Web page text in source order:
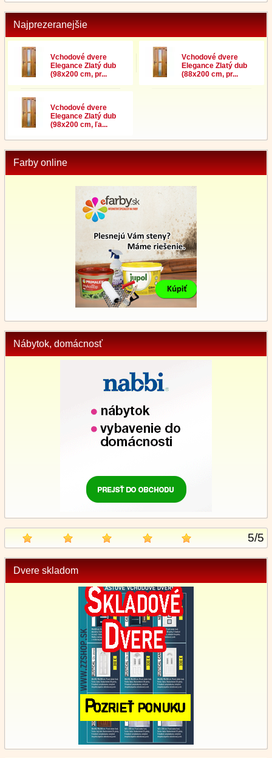
Najprezeranejšie
Vchodové dvere
Elegance Zlatý dub
(98x200 cm, pr...
Vchodové dvere
Elegance Zlatý dub
(88x200 cm, pr...
Vchodové dvere
Elegance Zlatý dub
(98x200 cm, ľa...
Farby online
Nábytok, domácnosť
5/5
Dvere skladom